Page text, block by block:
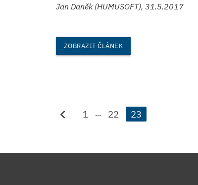
Jan Daněk (HUMUSOFT), 31.5.2017
ZOBRAZIT ČLÁNEK
chevron_left 1 ... 22 23